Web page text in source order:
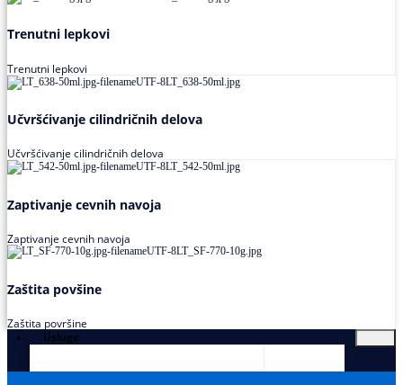
Trenutni lepkovi
Trenutni lepkovi
Učvršćivanje cilindričnih delova
Učvršćivanje cilindričnih delova
Zaptivanje cevnih navoja
Zaptivanje cevnih navoja
Zaštita povšine
Zaštita površine
Usluge